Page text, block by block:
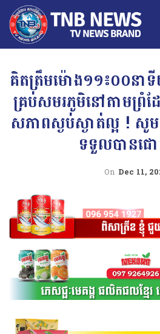
គិតត្រឹមម៉ោង១១៖០០នាទី
គ្រប់សមរភូមិនៅតាមព្រំដ
សភាពស្ងប់ស្ងាត់ល្អ ! សូ
ទទួលបានជ
On Dec 11,